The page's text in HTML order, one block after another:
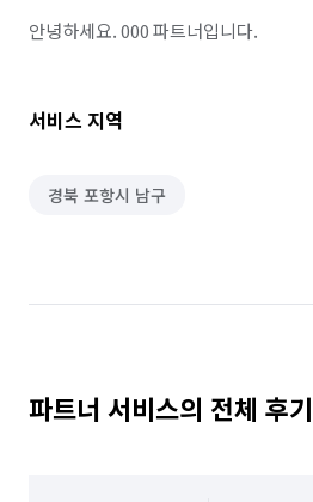
안녕하세요. 000 파트너입니다.
서비스 지역
경북 포항시 남구
파트너 서비스의 전체 후기